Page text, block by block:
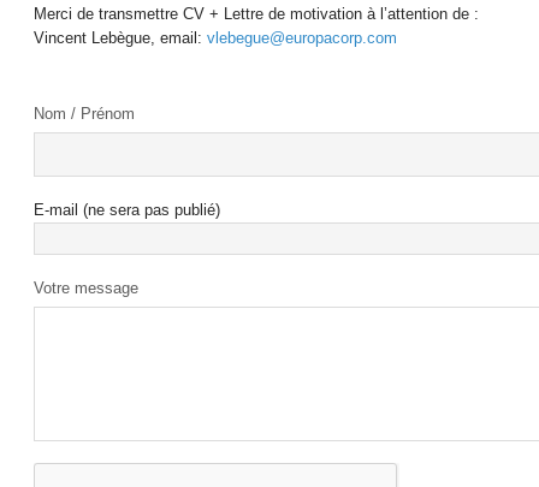
Merci de transmettre CV + Lettre de motivation à l’attention de :
Vincent Lebègue, email:vlebegue@europacorp.com
Nom / Prénom
E-mail (ne sera pas publié)
Votre message